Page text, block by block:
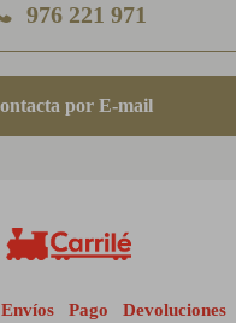
976 221 971
E-mail
Envíos Pago Devoluciones